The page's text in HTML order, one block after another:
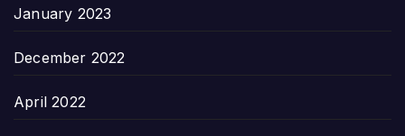
January 2023
December 2022
April 2022